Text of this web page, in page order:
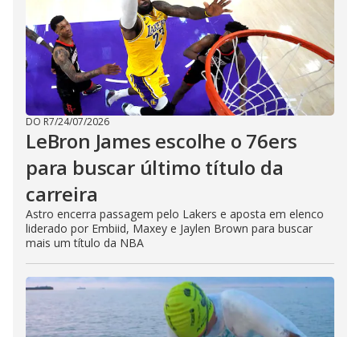
DO R7/24/07/2026
LeBron James escolhe o 76ers
para buscar último título da
carreira
Astro encerra passagem pelo Lakers e aposta em elenco
liderado por Embiid, Maxey e Jaylen Brown para buscar
mais um título da NBA